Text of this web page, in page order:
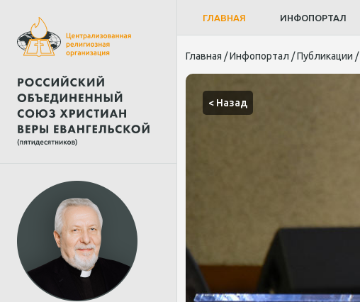
ГЛАВНАЯ ИНФОПОРТАЛ
Главная /Инфопортал /Публикации /
< Назад